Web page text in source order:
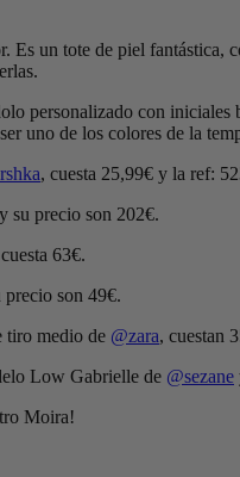
un tote de piel fantástica,
personalizado con
uno de los colores de la
, cuesta 25,99€ y la ref:
y su precio son 202€.
63€.
precio son 49€.
tiro medio de @zara, cuestan
Low Gabrielle de @sezane
Moira!